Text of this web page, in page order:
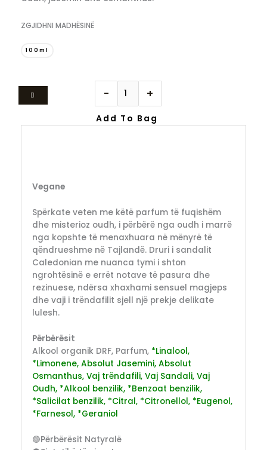
ZGJIDHNI MADHËSINË
100ml
- +
Add To Bag
Vegane
Spërkate veten me këtë parfum të fuqishëm
dhe misterioz oudh, i përbërë nga oudh i marrë
nga kopshte të menaxhuara në mënyrë të
qëndrueshme në Tajlandë. Druri i sandalit
Caledonian me nuanca tymi i shton
ngrohtësinë e errët notave të pasura dhe
rezinuese, ndërsa xhaxhami sensuel magjeps
dhe vaji i trëndafilit sjell një prekje delikate
lulesh.
Përbërësit
Alkool organik DRF, Parfum, *Linalool,
*Limonene, Absolut Jasemini, Absolut
Osmanthus, Vaj trëndafili, Vaj Sandali, Vaj
Oudh, *Alkool benzilik, *Benzoat benzilik,
*Salicilat benzilik, *Citral, *Citronellol, *Eugenol,
*Farnesol, *Geraniol
🟢Përbërësit Natyralë